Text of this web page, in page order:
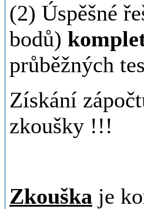
(2) Úspěšné
bodů)
průběžných
Získání
zkoušky !!!
Zkouška je